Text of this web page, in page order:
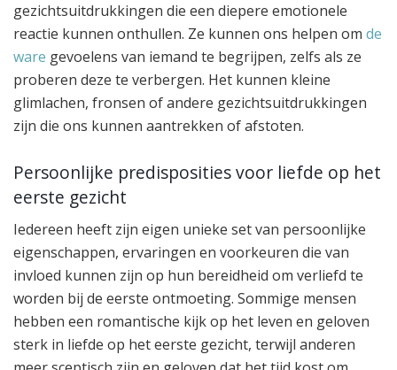
gezichtsuitdrukkingen die een diepere emotionele
reactie kunnen onthullen. Ze kunnen ons helpen om de
ware gevoelens van iemand te begrijpen, zelfs als ze
proberen deze te verbergen. Het kunnen kleine
glimlachen, fronsen of andere gezichtsuitdrukkingen
zijn die ons kunnen aantrekken of afstoten.
Persoonlijke predisposities voor liefde op het
eerste gezicht
Iedereen heeft zijn eigen unieke set van persoonlijke
eigenschappen, ervaringen en voorkeuren die van
invloed kunnen zijn op hun bereidheid om verliefd te
worden bij de eerste ontmoeting. Sommige mensen
hebben een romantische kijk op het leven en geloven
sterk in liefde op het eerste gezicht, terwijl anderen